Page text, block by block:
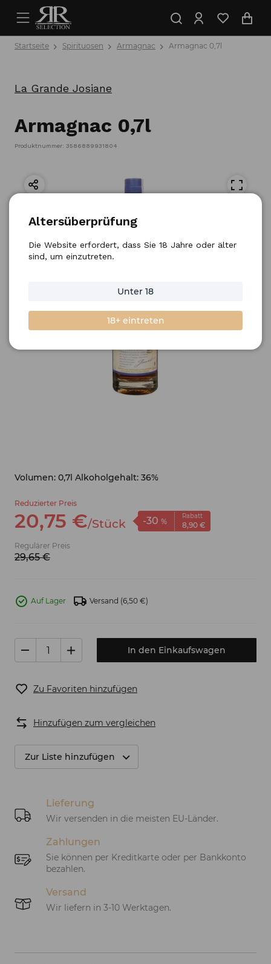
Startseite Spirituosen Armagnac Armagnac 0,7l
La Grande Josiane
Armagnac 0,7l
Produktnummer: 3586889931804
Volumen: 0,7l Alkoholgehalt: 36%
Reduzierter Preis
20,75 €/Stück -30 %
Rabatt
8,90 €
Regulärer Preis
29,65 €
Auf Lager Versand (6,50 €)
In den Einkaufswagen
Zu Favoriten hinzufügen
Hinzufügen zum vergleichen
Zur Liste hinzufügen
Lieferung
Wir versenden in die meisten EU-Länder.
Zahlungen
Sie können per Kreditkarte oder per Bankkonto
bezahlen.
Versand
Wir liefern in 3-10 Werktagen.
Altersüberprüfung
Die Website erfordert, dass Sie 18 Jahre oder älter
sind, um einzutreten.
Unter 18
18+ eintreten